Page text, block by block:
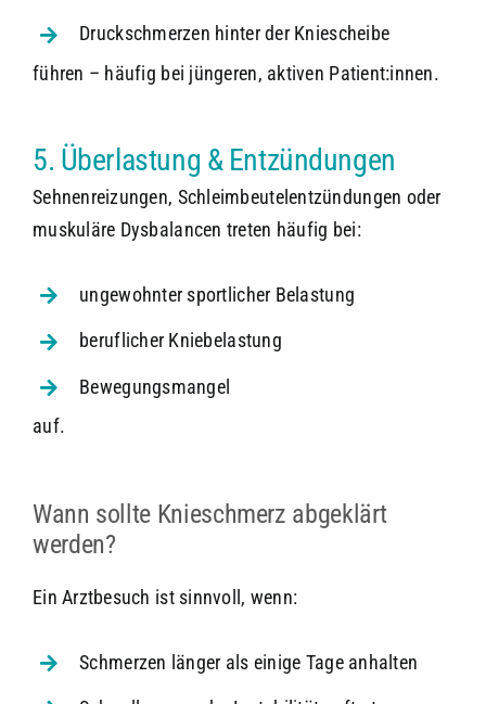
Druckschmerzen hinter der Kniescheibe
führen – häufig bei jüngeren, aktiven Patient:innen.
5. Überlastung & Entzündungen
Sehnenreizungen, Schleimbeutelentzündungen oder
muskuläre Dysbalancen treten häufig bei:
ungewohnter sportlicher Belastung
beruflicher Kniebelastung
Bewegungsmangel
auf.
Wann sollte Knieschmerz abgeklärt
werden?
Ein Arztbesuch ist sinnvoll, wenn:
Schmerzen länger als einige Tage anhalten